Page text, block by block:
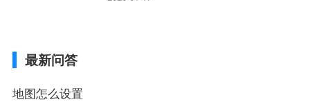
最新问答
地图怎么设置